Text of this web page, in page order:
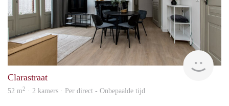
Next
Clarastraat
52 m2 · 2 kamers · Per direct - Onbepaalde tijd